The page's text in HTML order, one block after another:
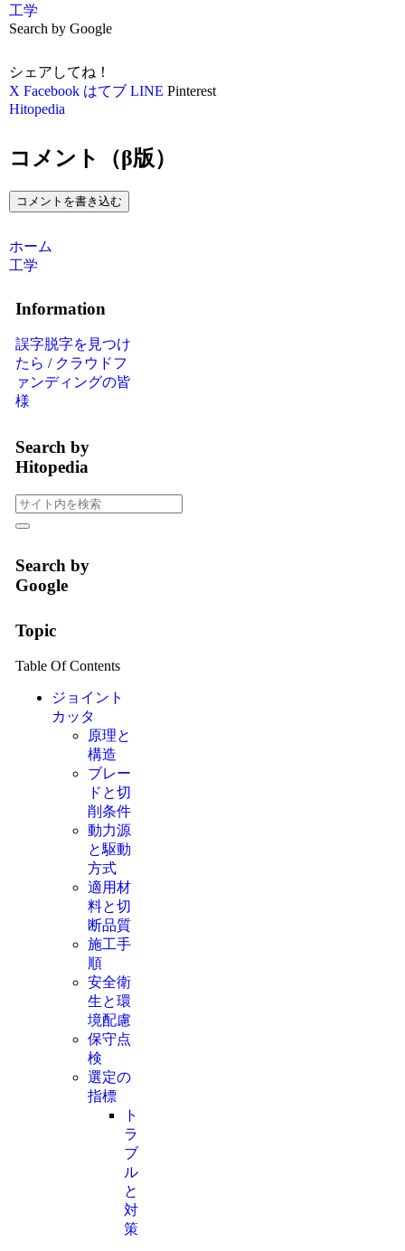
工学
Search by Google
シェアしてね！
X Facebook はてブ LINE Pinterest
Hitopedia
コメント（β版）
コメントを書き込む
ホーム
工学
Information
誤字脱字を見つけ
たら / クラウドフ
ァンディングの皆
様
Search by
Hitopedia
Search by
Google
Topic
Table Of Contents
ジョイント
カッタ
原理と
構造
ブレー
ドと切
削条件
動力源
と駆動
方式
適用材
料と切
断品質
施工手
順
安全衛
生と環
境配慮
保守点
検
選定の
指標
ト
ラ
ブ
ル
と
対
策